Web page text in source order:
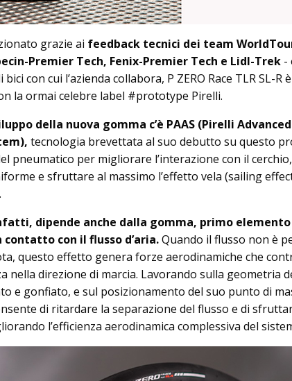
grazie ai feedback tecnici dei team
Premier Tech, Fenix-Premier Tech e Lidl-Trek -
con cui l’azienda collabora, P ZERO Race TLR SL-R
la ormai celebre label #prototype Pirelli.
della nuova gomma c’è PAAS (Pirelli Advanced
tecnologia brevettata al suo debutto su questo
pneumatico per migliorare l’interazione con il
e sfruttare al massimo l’effetto vela (sailing
dipende anche dalla gomma, primo
con il flusso d’aria.Quando il flusso non è
questo effetto genera forze aerodinamiche che
nella direzione di marcia. Lavorando sulla geometria
e gonfiato, e sul posizionamento del suo punto di
di ritardare la separazione del flusso e di
l’efficienza aerodinamica complessiva del